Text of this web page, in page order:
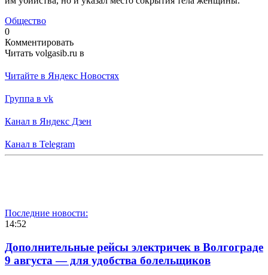
Общество
0
Комментировать
Читать volgasib.ru в
Читайте в Яндекс Новостях
Группа в vk
Канал в Яндекс Дзен
Канал в Telegram
Последние новости:
14:52
Дополнительные рейсы электричек в Волгограде
9 августа — для удобства болельщиков